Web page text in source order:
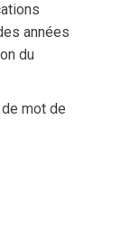
années
du
mot de